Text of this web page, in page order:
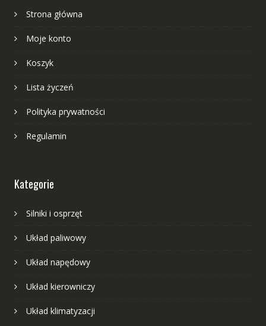
Strona główna
Moje konto
Koszyk
Lista życzeń
Polityka prywatności
Regulamin
Kategorie
Silniki i osprzęt
Układ paliwowy
Układ napędowy
Układ kierowniczy
Układ klimatyzacji